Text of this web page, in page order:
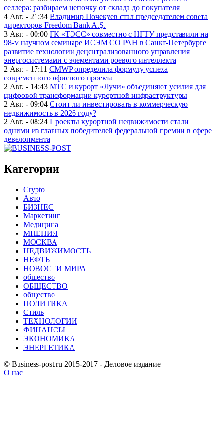
селлера: разбираем цепочку от склада до покупателя
4 Авг. - 21:34 Владимир Почекуев стал председателем совета
директоров Freedom Bank A.Ş.
3 Авг. - 00:00 ГК «ТЭСС» совместно с НГТУ представили на
98-м научном семинаре ИСЭМ СО РАН в Санкт-Петербурге
развитие технологии децентрализованного управления
энергосистемами с элементами роевого интеллекта
2 Авг. - 17:11 CMWP определила формулу успеха
современного офисного проекта
2 Авг. - 14:43 МТС и курорт «Лучи» объединяют усилия для
цифровой трансформации курортной инфраструктуры
2 Авг. - 09:04 Стоит ли инвестировать в коммерческую
недвижимость в 2026 году?
2 Авг. - 08:24 Проекты курортной недвижимости стали
одними из главных победителей федеральной премии в сфере
девелопмента
Категории
Crypto
Авто
БИЗНЕС
Маркетинг
Медицина
МНЕНИЯ
МОСКВА
НЕДВИЖИМОСТЬ
НЕФТЬ
НОВОСТИ МИРА
общество
ОБЩЕСТВО
общество
ПОЛИТИКА
Стиль
ТЕХНОЛОГИИ
ФИНАНСЫ
ЭКОНОМИКА
ЭНЕРГЕТИКА
© Business-post.ru 2015-2017 - Деловое издание
О нас